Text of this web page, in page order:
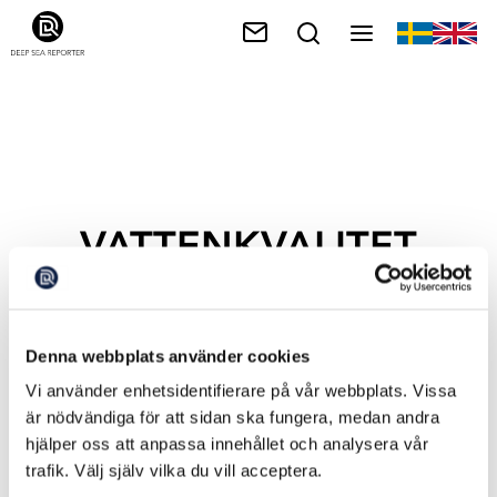
Denna webbplats använder cookies
Vi använder enhetsidentifierare på vår webbplats. Vissa
är nödvändiga för att sidan ska fungera, medan andra
hjälper oss att anpassa innehållet och analysera vår
trafik. Välj själv vilka du vill acceptera.
VATTENKVALITET